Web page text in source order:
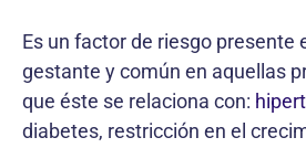
Es un factor de riesgo presente
gestante y común en aquellas
que éste se relaciona con:
diabetes, restricción en el